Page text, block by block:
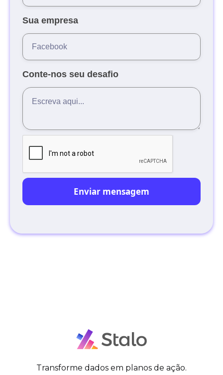
Sua empresa
Conte-nos seu desafio
Transforme dados em planos de ação.